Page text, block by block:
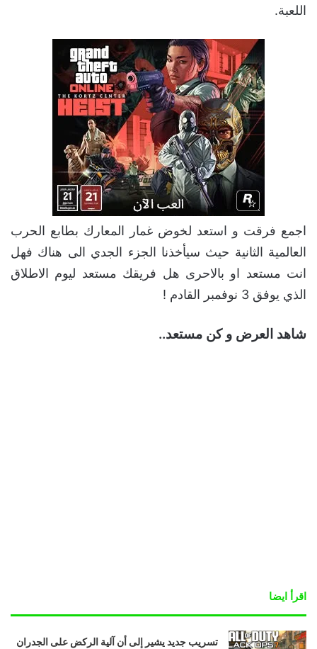
اللعبة.
اجمع فرقت و استعد لخوض غمار المعارك بطابع الحرب
العالمية الثانية حيث سيأخذنا الجزء الجدي الى هناك فهل
انت مستعد او بالاحرى هل فريقك مستعد ليوم الاطلاق
الذي يوفق 3 نوفمبر القادم !
شاهد العرض و كن مستعد..
اقرأ ايضا
تسريب جديد يشير إلى أن آلية الركض على الجدران